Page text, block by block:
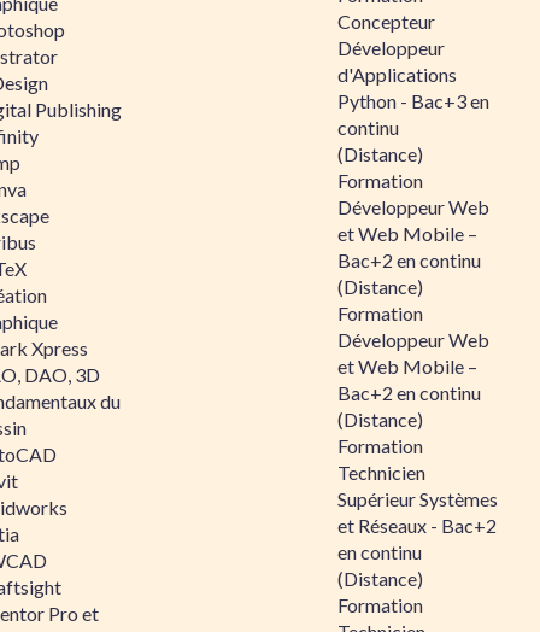
Publishing
Xpress
DAO, 3D
du
Pro et
Concepteur
Développeur
d'Applications
Python - Bac+3 en
continu
(Distance)
Formation
Développeur Web
et Web Mobile –
Bac+2 en continu
(Distance)
Formation
Développeur Web
et Web Mobile –
Bac+2 en continu
(Distance)
Formation
Technicien
Supérieur Systèmes
et Réseaux - Bac+2
en continu
(Distance)
Formation